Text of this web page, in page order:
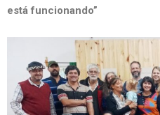
está funcionando”